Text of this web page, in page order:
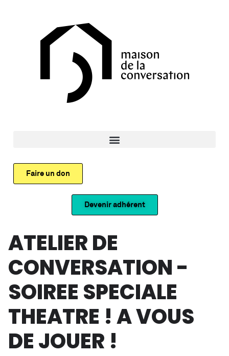
Faire un don
Devenir adhérent
ATELIER DE
CONVERSATION -
SOIREE SPECIALE
THEATRE ! A VOUS
DE JOUER !